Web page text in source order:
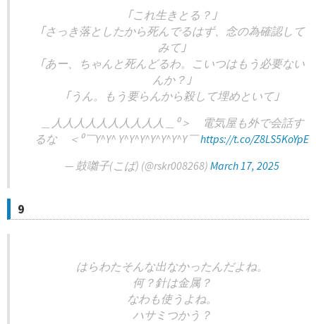
｢これ生きとる？｣
｢さっき落としたから死んでるはず、念の為確認して
みて｣
｢あー、ちゃんと死んどるわ。こいつはもう必要ない
んか？｣
｢うん。もう要らんから殺して埋めといて｣
＿人人人人人人人人人人＿⁰＞ 電気屋も外で会話す
るな ＜⁰￣Y^Y^ Y^Y^Y^Y^Y^Y^Y￣https://t.co/Z8LS5KoYpE
— 鼓囃子(こば) (@rskr008268) March 17, 2025
9
はらわたそんな出なかったんだよね。
何？針は金属？
なわも使うよね。
ハサミつかう？